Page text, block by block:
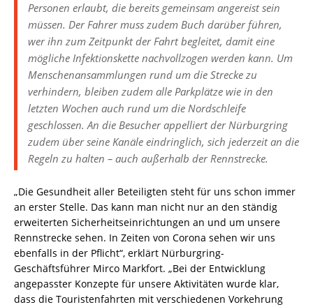
Personen erlaubt, die bereits gemeinsam angereist sein
müssen. Der Fahrer muss zudem Buch darüber führen,
wer ihn zum Zeitpunkt der Fahrt begleitet, damit eine
mögliche Infektionskette nachvollzogen werden kann. Um
Menschenansammlungen rund um die Strecke zu
verhindern, bleiben zudem alle Parkplätze wie in den
letzten Wochen auch rund um die Nordschleife
geschlossen. An die Besucher appelliert der Nürburgring
zudem über seine Kanäle eindringlich, sich jederzeit an die
Regeln zu halten – auch außerhalb der Rennstrecke.
„Die Gesundheit aller Beteiligten steht für uns schon immer
an erster Stelle. Das kann man nicht nur an den ständig
erweiterten Sicherheitseinrichtungen an und um unsere
Rennstrecke sehen. In Zeiten von Corona sehen wir uns
ebenfalls in der Pflicht“, erklärt Nürburgring-
Geschäftsführer Mirco Markfort. „Bei der Entwicklung
angepasster Konzepte für unsere Aktivitäten wurde klar,
dass die Touristenfahrten mit verschiedenen Vorkehrung